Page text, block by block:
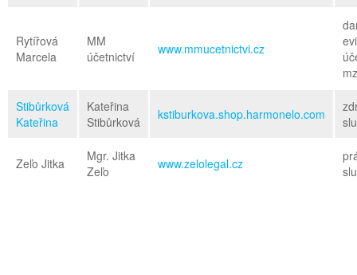
Rytířová
Marcela
MM
účetnictví
www.mmucetnictvi.cz
Stibůrková
Kateřina
Kateřina
Stibůrková
kstiburkova.shop.harmonelo.com
Zeľo Jitka
Mgr. Jitka
Zeľo
www.zelolegal.cz